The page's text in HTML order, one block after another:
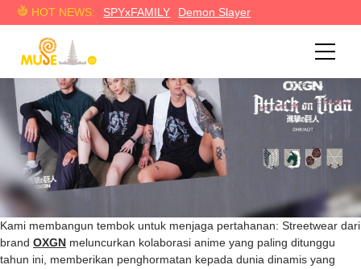
HOT NEWS: SPYxFAMILY Demon Slayer
OXGN Meluncurkan Koleksi Streetwear ‘Attack on Titan’ Baru
Kami membangun tembok untuk menjaga pertahanan: Streetwear dari
brand OXGN meluncurkan kolaborasi anime yang paling ditunggu
tahun ini, memberikan penghormatan kepada dunia dinamis yang